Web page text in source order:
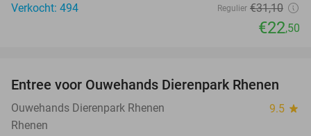
Verkocht: 494
Regulier €31,10
€22,50
19%
Entree voor Ouwehands Dierenpark Rhenen
Ouwehands Dierenpark Rhenen 9.5 star
Rhenen